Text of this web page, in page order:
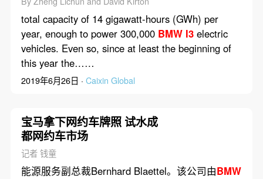
total capacity of 14 gigawatt-hours (GWh) per
year, enough to power 300,000 BMW I3electric
vehicles. Even so, since at least the beginning of
this year the……
2019年6月26日 · Caixin Global
宝马拿下网约车牌照 试水成
都网约车市场
记者 钱童
能源服务副总裁Bernhard Blaettel。该公司由BMW